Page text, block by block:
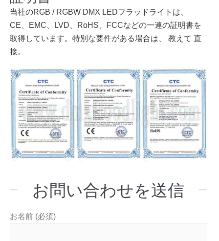
当社のRGB / RGBW DMX LEDフラッドライトは、
CE、EMC、LVD、RoHS、FCCなどの一連の証明書を
取得しています。特別な要件がある場合は、 教えて 直
接。
お問い合わせを送信
お名前 (必須)